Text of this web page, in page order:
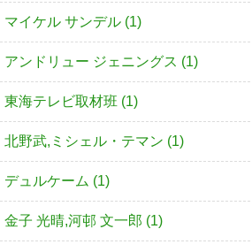
マイケル サンデル (1)
アンドリュー ジェニングス (1)
東海テレビ取材班 (1)
北野武,ミシェル・テマン (1)
デュルケーム (1)
金子 光晴,河邨 文一郎 (1)